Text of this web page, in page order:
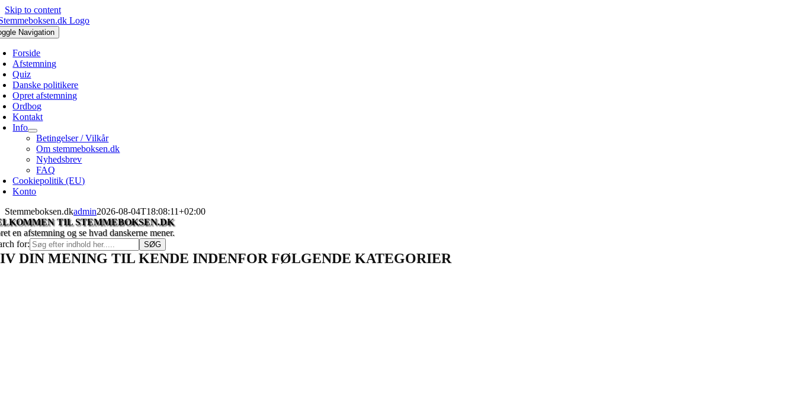
Skip to content
Navigation
Forside
Afstemning
Quiz
Danske politikere
Opret afstemning
Ordbog
Kontakt
Info
Betingelser / Vilkår
Om stemmeboksen.dk
Nyhedsbrev
FAQ
Cookiepolitik (EU)
Konto
Stemmeboksen.dkadmin2026-08-04T18:08:11+02:00
TIL STEMMEBOKSEN.DK
en afstemning og se hvad danskerne mener.
for:
DIN MENING TIL KENDE INDENFOR FØLGENDE KATEGORIER